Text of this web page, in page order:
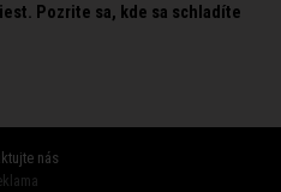
Pozrite sa, kde sa schladíte
nás